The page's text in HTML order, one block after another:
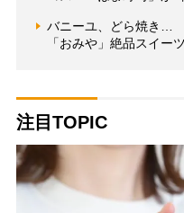
バニーユ、どら焼き…
「おみや」絶品スイー
注目TOPIC